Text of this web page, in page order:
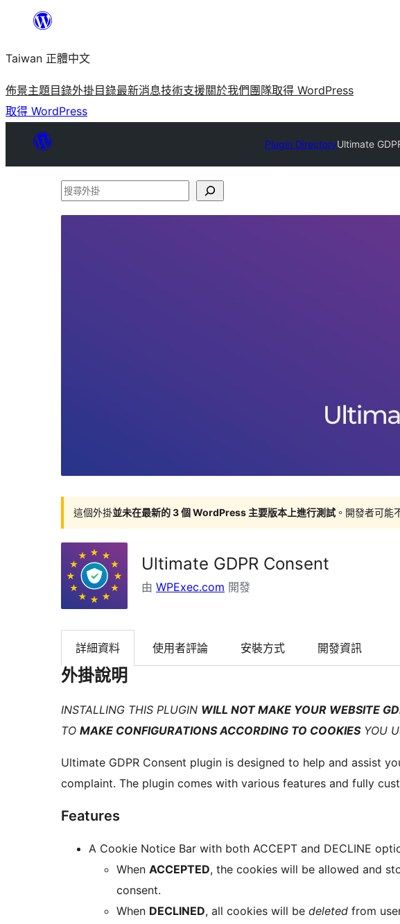
主
要
內
容
Taiwan 正體中文
佈景主題目錄外掛目錄最新消息技術支援關於我們 團隊取得 WordPress
取得 WordPress
Plugin DirectoryUltimate
搜
這個外掛並未在最新的 3 個 WordPress 主要版本上進行測試 。開發者可能
Ultimate GDPR Consent
由 WPExec.com 開發
詳細資料 使用者評論 安裝方式 開發資訊
外掛說明
INSTALLING THIS PLUGIN WILL NOT MAKE YOUR WEBSITE
TO MAKE CONFIGURATIONS ACCORDING TO COOKIESYOU
Ultimate GDPR Consent plugin is designed to help and assist
complaint. The plugin comes with various features and fully
Features
A Cookie Notice Bar with both ACCEPT and DECLINE
When ACCEPTED, the cookies will be allowed and
consent.
When DECLINED, all cookies will be deleted from